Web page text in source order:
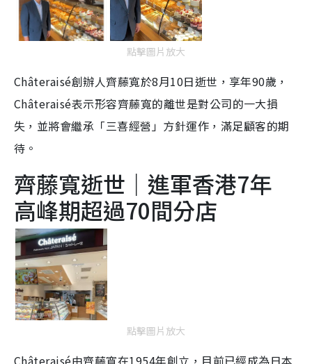
點擊圖片放大
Châteraisé創辦人齊藤寬於8月10日逝世，享年90歲，
Châteraisé表示形容齊藤寬的離世是對公司的一大損
失，並將會繼承「三喜經營」方針運作，滿足顧客的期
待。
齊藤寬逝世｜進軍香港7年
高峰期超過70間分店
點擊圖片放大